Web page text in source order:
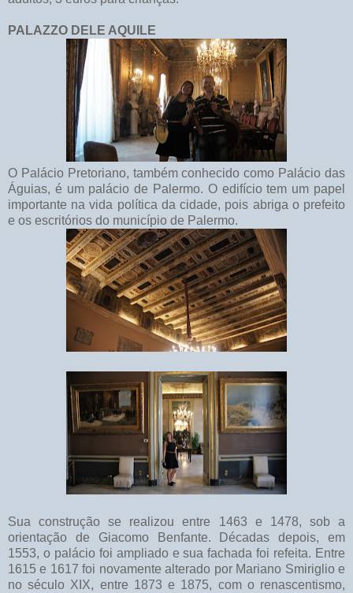
PALAZZO DELE AQUILE
O Palácio Pretoriano, também conhecido como Palácio das
Águias, é um palácio de Palermo. O edifício tem um papel
importante na vida política da cidade, pois abriga o prefeito
e os escritórios do município de Palermo.
Sua construção se realizou entre 1463 e 1478, sob a
orientação de Giacomo Benfante. Décadas depois, em
1553, o palácio foi ampliado e sua fachada foi refeita. Entre
1615 e 1617 foi novamente alterado por Mariano Smiriglio e
no século XIX, entre 1873 e 1875, com o renascentismo,